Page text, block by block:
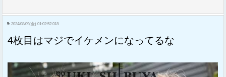
5: 2024/08/09(金) 01:02:52.018
4枚目はマジでイケメンになってるな